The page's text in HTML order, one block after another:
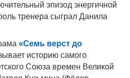
эпизод энергичной
тренера сыграл Данила
«Семь верст до
историю самого
Союза времен Великой